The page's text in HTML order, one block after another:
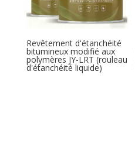
Revêtement d'étanchéité
bitumineux modifié aux
polymères JY-LRT (rouleau
d'étanchéité liquide)